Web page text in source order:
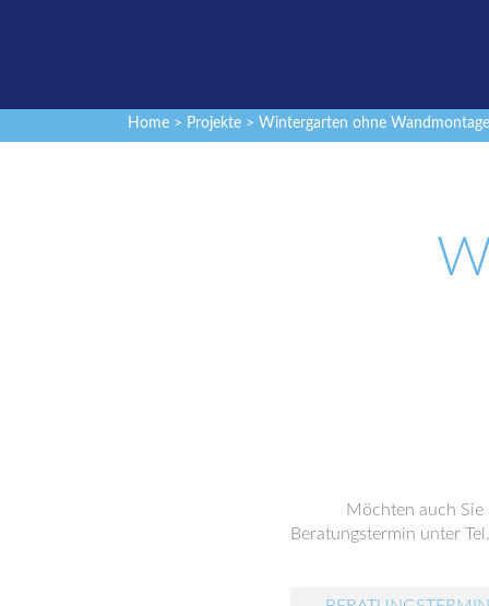
Home > Projekte > Wintergarten ohne Wandmontage
Möchten auch
Beratungstermin unter